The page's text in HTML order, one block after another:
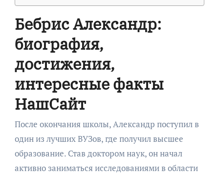
Бебрис Александр:
биография,
достижения,
интересные факты
НашСайт
После окончания школы, Александр поступил в
один из лучших ВУЗов, где получил высшее
образование. Став доктором наук, он начал
активно заниматься исследованиями в области